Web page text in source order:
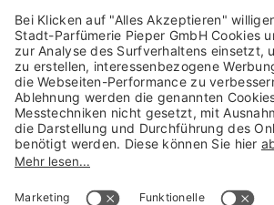
Trusted Shops Mitglied seit 2010